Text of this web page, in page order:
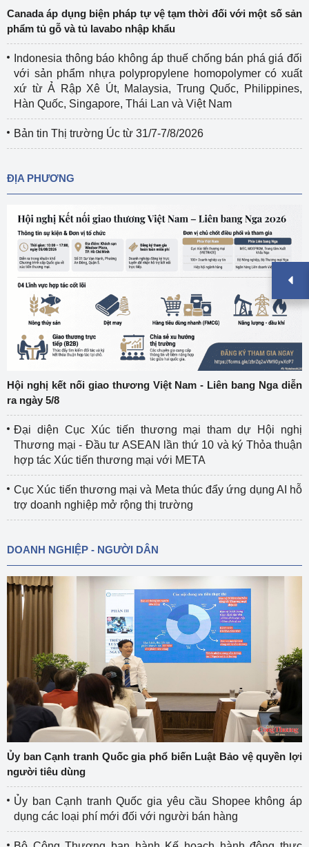
Canada áp dụng biện pháp tự vệ tạm thời đối với một số sản
phẩm tủ gỗ và tủ lavabo nhập khẩu
Indonesia thông báo không áp thuế chống bán phá giá đối
với sản phẩm nhựa polypropylene homopolymer có xuất
xứ từ Ả Rập Xê Út, Malaysia, Trung Quốc, Philippines,
Hàn Quốc, Singapore, Thái Lan và Việt Nam
Bản tin Thị trường Úc từ 31/7-7/8/2026
ĐỊA PHƯƠNG
Hội nghị kết nối giao thương Việt Nam - Liên bang Nga diễn
ra ngày 5/8
Đại diện Cục Xúc tiến thương mại tham dự Hội nghị
Thương mại - Đầu tư ASEAN lần thứ 10 và ký Thỏa thuận
hợp tác Xúc tiến thương mại với META
Cục Xúc tiến thương mại và Meta thúc đẩy ứng dụng AI hỗ
trợ doanh nghiệp mở rộng thị trường
DOANH NGHIỆP - NGƯỜI DÂN
Ủy ban Cạnh tranh Quốc gia phổ biến Luật Bảo vệ quyền lợi
người tiêu dùng
Ủy ban Cạnh tranh Quốc gia yêu cầu Shopee không áp
dụng các loại phí mới đối với người bán hàng